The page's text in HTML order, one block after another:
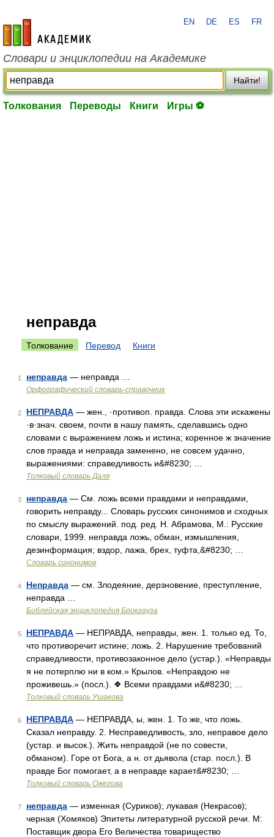
academic.ru
EN DE ES FR
Словари и энциклопедии на Академике
Найти!
Толкования Переводы Книги Игры ⚽
неправда
Толкование Перевод Книги
1 неправда — неправда …
Орфографический словарь-справочник
2 НЕПРАВДА — жен., ·противоп. правда. Слова эти искажены
·в·знач. своем, почти в нашу память, сделавшись одно
словами с выражением ложь и истина; коренное ж значение
слов правда и неправда заменено, не совсем удачно,
выражениями: справедливость и&#8230; …
Толковый словарь Даля
3 неправда — См. ложь всеми правдами и неправдами,
говорить неправду... Словарь русских синонимов и сходных
по смыслу выражений. под. ред. Н. Абрамова, М.: Русские
словари, 1999. неправда ложь, обман, измышления,
дезинформация; вздор, лажа, брех, туфта,&#8230; …
Словарь синонимов
4 Неправда — см. Злодеяние, дерзновение, преступление,
неправда …
Библейская энциклопедия Брокгауза
5 НЕПРАВДА — НЕПРАВДА, неправды, жен. 1. только ед. То,
что противоречит истине; ложь. 2. Нарушение требований
справедливости, противозаконное дело (устар.). «Неправды
я не потерплю ни в ком.» Крылов. «Неправдою не
проживешь.» (посл.). ❖ Всеми правдами и&#8230; …
Толковый словарь Ушакова
6 НЕПРАВДА — НЕПРАВДА, ы, жен. 1. То же, что ложь.
Сказал неправду. 2. Несправедливость, зло, неправое дело
(устар. и высок.). Жить неправдой (не по совести,
обманом). Горе от Бога, а н. от дьявола (стар. посл.). В
правде Бог помогает, а в неправде карает&#8230; …
Толковый словарь Ожегова
7 неправда — изменная (Суриков); лукавая (Некрасов);
черная (Хомяков) Эпитеты литературной русской речи. М:
Поставщик двора Его Величества товарищество